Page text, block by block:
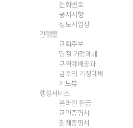
전화번호
공지사항
성도사업장
간행물
교회주보
명절 가정예배
구역예배공과
금주의 가정예배
카드뷰
행정서비스
온라인 헌금
교인증명서
침례증명서